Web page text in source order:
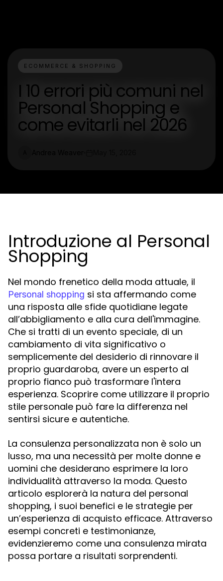
ECOMMERCE & SHOPPING
I 10 errori più comuni nel
Personal Shopping e
come evitarli nel 2026
Introduzione al Personal
Shopping
Nel mondo frenetico della moda attuale, il
Personal shopping si sta affermando come
una risposta alle sfide quotidiane legate
all’abbigliamento e alla cura dell'immagine.
Che si tratti di un evento speciale, di un
cambiamento di vita significativo o
semplicemente del desiderio di rinnovare il
proprio guardaroba, avere un esperto al
proprio fianco può trasformare l'intera
esperienza. Scoprire come utilizzare il proprio
stile personale può fare la differenza nel
sentirsi sicure e autentiche.
La consulenza personalizzata non è solo un
lusso, ma una necessità per molte donne e
uomini che desiderano esprimere la loro
individualità attraverso la moda. Questo
articolo esplorerà la natura del personal
shopping, i suoi benefici e le strategie per
un’esperienza di acquisto efficace. Attraverso
esempi concreti e testimonianze,
evidenzieremo come una consulenza mirata
possa portare a risultati sorprendenti.